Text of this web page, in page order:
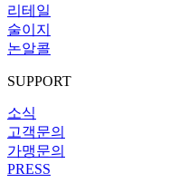
리테일
술이지
논알콜
SUPPORT
소식
고객문의
가맹문의
PRESS